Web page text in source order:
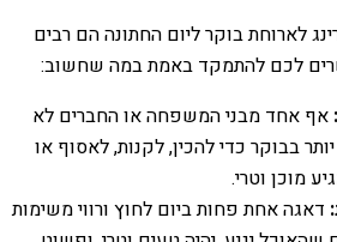
לארוחת בוקר ליום החתונה הם רבים
לכם להתמקד באמת במה שחשוב:
אף אחד מבני המשפחה או החברים לא
בבוקר כדי להכין, לקנות, לאסוף או
מוכן וטרי.
דאגה אחת פחות ביום לחוץ ורווי משימות